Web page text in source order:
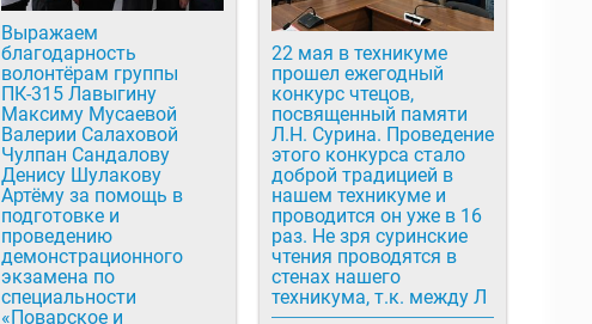
Выражаем
благодарность
волонтёрам группы
ПК-315 Лавыгину
Максиму Мусаевой
Валерии Салаховой
Чулпан Сандалову
Денису Шулакову
Артёму за помощь в
подготовке и
проведению
демонстрационного
экзамена по
специальности
«Поварское и
22 мая в техникуме
прошел ежегодный
конкурс чтецов,
посвященный памяти
Л.Н. Сурина. Проведение
этого конкурса стало
доброй традицией в
нашем техникуме и
проводится он уже в 16
раз. Не зря суринские
чтения проводятся в
стенах нашего
техникума, т.к. между Л